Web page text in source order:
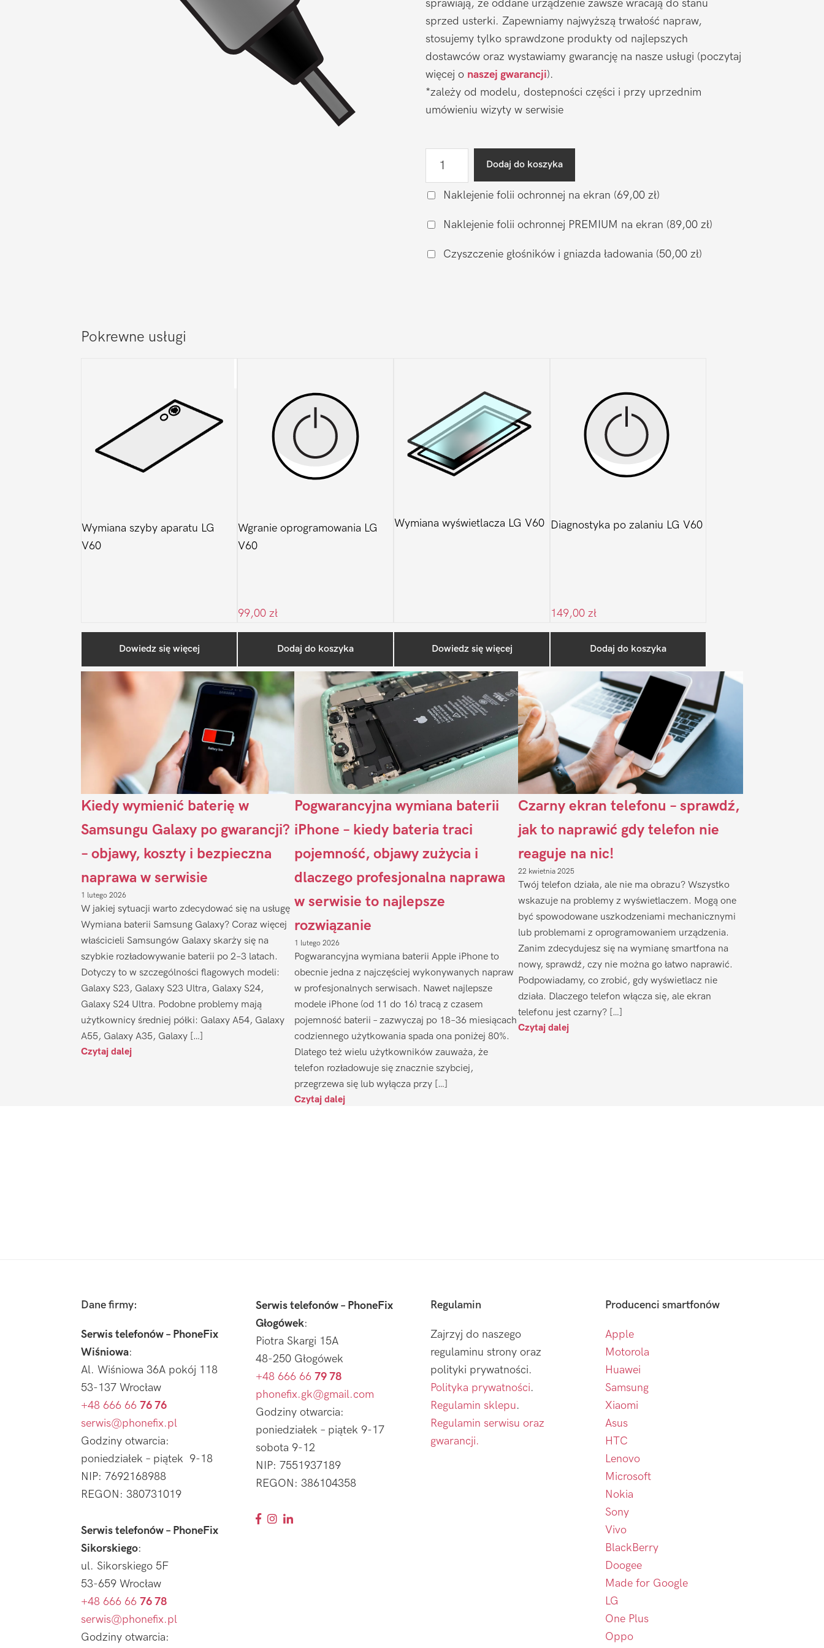
sprawiają, że oddane urządzenie zawsze wracają do stanu
sprzed usterki. Zapewniamy najwyższą trwałość napraw,
stosujemy tylko sprawdzone produkty od najlepszych
dostawców oraz wystawiamy gwarancję na nasze usługi (poczytaj
więcej o naszej gwarancji).
*zależy od modelu, dostepności części i przy uprzednim
umówieniu wizyty w serwisie
gniazda
LG
Dodaj do koszyka
Naklejenie folii ochronnej na ekran (69,00 zł)
Naklejenie folii ochronnej PREMIUM na ekran (89,00 zł)
Czyszczenie głośników i gniazda ładowania (50,00 zł)
Pokrewne usługi
Wymiana szyby aparatu LG
V60
Dowiedz się więcej
Wgranie oprogramowania LG
V60
99,00 zł
Dodaj do koszyka
Wymiana wyświetlacza LG V60
Dowiedz się więcej
Diagnostyka po zalaniu LG V60
149,00 zł
Dodaj do koszyka
Pierwszy
Sidebar
Ostatnio na blogu
Kiedy wymienić baterię w
Samsungu Galaxy po gwarancji?
– objawy, koszty i bezpieczna
naprawa w serwisie
1 lutego 2026
W jakiej sytuacji warto zdecydować się na usługę
Wymiana baterii Samsung Galaxy? Coraz więcej
właścicieli Samsungów Galaxy skarży się na
szybkie rozładowywanie baterii po 2–3 latach.
Dotyczy to w szczególności flagowych modeli:
Galaxy S23, Galaxy S23 Ultra, Galaxy S24,
Galaxy S24 Ultra. Podobne problemy mają
użytkownicy średniej półki: Galaxy A54, Galaxy
A55, Galaxy A35, Galaxy […]
Czytaj dalej
Pogwarancyjna wymiana baterii
iPhone – kiedy bateria traci
pojemność, objawy zużycia i
dlaczego profesjonalna naprawa
w serwisie to najlepsze
rozwiązanie
1 lutego 2026
Pogwarancyjna wymiana baterii Apple iPhone to
obecnie jedna z najczęściej wykonywanych napraw
w profesjonalnych serwisach. Nawet najlepsze
modele iPhone (od 11 do 16) tracą z czasem
pojemność baterii – zazwyczaj po 18–36 miesiącach
codziennego użytkowania spada ona poniżej 80%.
Dlatego też wielu użytkowników zauważa, że
telefon rozładowuje się znacznie szybciej,
przegrzewa się lub wyłącza przy […]
Czytaj dalej
Czarny ekran telefonu – sprawdź,
jak to naprawić gdy telefon nie
reaguje na nic!
22 kwietnia 2025
Twój telefon działa, ale nie ma obrazu? Wszystko
wskazuje na problemy z wyświetlaczem. Mogą one
być spowodowane uszkodzeniami mechanicznymi
lub problemami z oprogramowaniem urządzenia.
Zanim zdecydujesz się na wymianę smartfona na
nowy, sprawdź, czy nie można go łatwo naprawić.
Podpowiadamy, co zrobić, gdy wyświetlacz nie
działa. Dlaczego telefon włącza się, ale ekran
telefonu jest czarny? […]
Czytaj dalej
Dane firmy:
Serwis telefonów – PhoneFix
Wiśniowa:
Al. Wiśniowa 36A pokój 118
53-137 Wrocław
+48 666 66 76 76
serwis@phonefix.pl
Godziny otwarcia:
poniedziałek – piątek 9-18
NIP: 7692168988
REGON: 380731019
Serwis telefonów – PhoneFix
Sikorskiego:
ul. Sikorskiego 5F
53-659 Wrocław
+48 666 66 76 78
serwis@phonefix.pl
Godziny otwarcia:
Serwis telefonów – PhoneFix
Głogówek:
Piotra Skargi 15A
48-250 Głogówek
+48 666 66 79 78
phonefix.gk@gmail.com
Godziny otwarcia:
poniedziałek – piątek 9-17
sobota 9-12
NIP: 7551937189
REGON: 386104358
Regulamin
Zajrzyj do naszego
regulaminu strony oraz
polityki prywatności.
Polityka prywatności.
Regulamin sklepu.
Regulamin serwisu oraz
gwarancji.
Producenci smartfonów
Apple
Motorola
Huawei
Samsung
Xiaomi
Asus
HTC
Lenovo
Microsoft
Nokia
Sony
Vivo
BlackBerry
Doogee
Made for Google
LG
One Plus
Oppo